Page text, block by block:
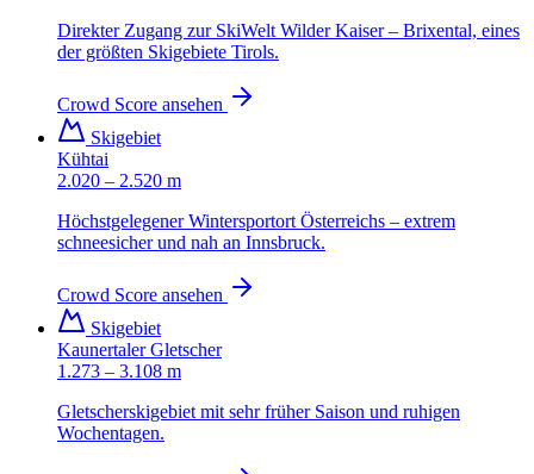
Direkter Zugang zur SkiWelt Wilder Kaiser – Brixental, eines
der größten Skigebiete Tirols.
Crowd Score ansehen
Skigebiet
Kühtai
2.020 – 2.520 m
Höchstgelegener Wintersportort Österreichs – extrem
schneesicher und nah an Innsbruck.
Crowd Score ansehen
Skigebiet
Kaunertaler Gletscher
1.273 – 3.108 m
Gletscherskigebiet mit sehr früher Saison und ruhigen
Wochentagen.